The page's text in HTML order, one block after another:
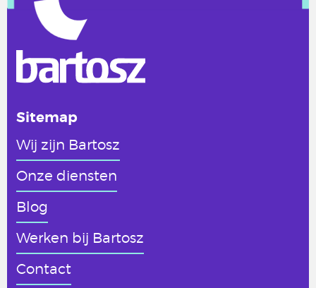
Sitemap
Wij zijn Bartosz
Onze diensten
Blog
Werken bij Bartosz
Contact